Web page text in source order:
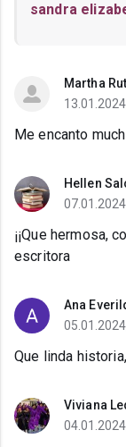
sandra
Martha
Me encanto
Hellen
¡¡Que hermosa,
escritora
Ana
Que linda
Viviana